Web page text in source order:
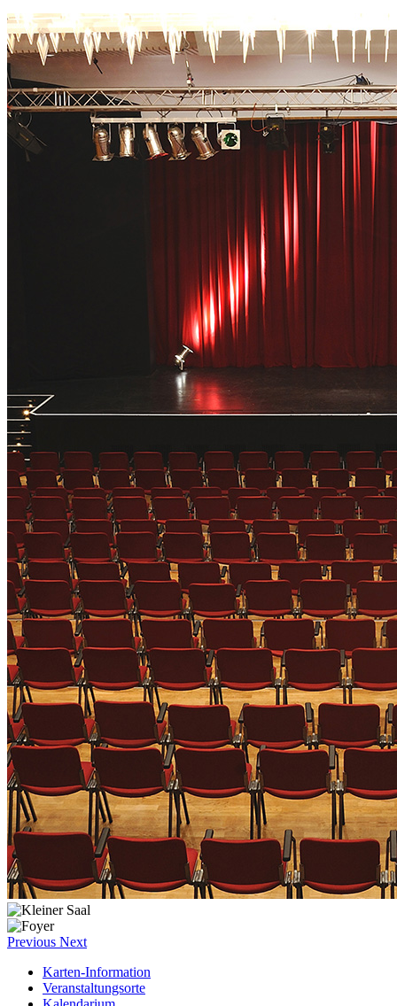
Previous Next
Karten-Information
Veranstaltungsorte